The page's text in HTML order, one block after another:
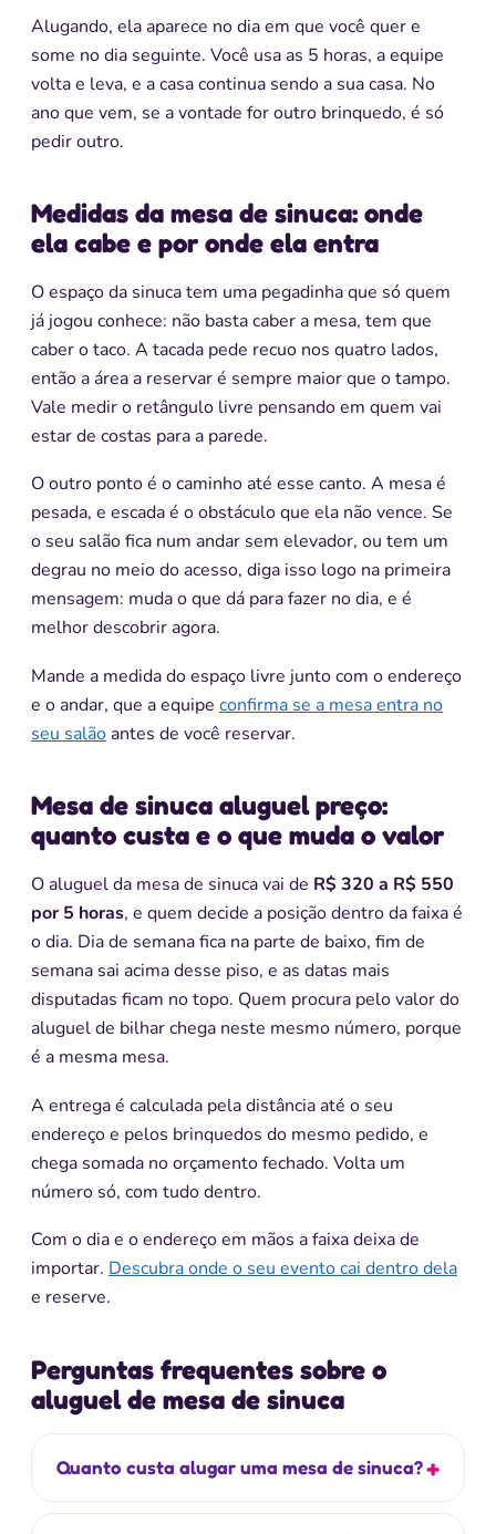
Alugando, ela aparece no dia em que você quer e
some no dia seguinte. Você usa as 5 horas, a equipe
volta e leva, e a casa continua sendo a sua casa. No
ano que vem, se a vontade for outro brinquedo, é só
pedir outro.
Medidas da mesa de sinuca: onde
ela cabe e por onde ela entra
O espaço da sinuca tem uma pegadinha que só quem
já jogou conhece: não basta caber a mesa, tem que
caber o taco. A tacada pede recuo nos quatro lados,
então a área a reservar é sempre maior que o tampo.
Vale medir o retângulo livre pensando em quem vai
estar de costas para a parede.
O outro ponto é o caminho até esse canto. A mesa é
pesada, e escada é o obstáculo que ela não vence. Se
o seu salão fica num andar sem elevador, ou tem um
degrau no meio do acesso, diga isso logo na primeira
mensagem: muda o que dá para fazer no dia, e é
melhor descobrir agora.
Mande a medida do espaço livre junto com o endereço
e o andar, que a equipe confirma se a mesa entra no
seu salão antes de você reservar.
Mesa de sinuca aluguel preço:
quanto custa e o que muda o valor
O aluguel da mesa de sinuca vai de R$ 320 a R$ 550
por 5 horas, e quem decide a posição dentro da faixa é
o dia. Dia de semana fica na parte de baixo, fim de
semana sai acima desse piso, e as datas mais
disputadas ficam no topo. Quem procura pelo valor do
aluguel de bilhar chega neste mesmo número, porque
é a mesma mesa.
A entrega é calculada pela distância até o seu
endereço e pelos brinquedos do mesmo pedido, e
chega somada no orçamento fechado. Volta um
número só, com tudo dentro.
Com o dia e o endereço em mãos a faixa deixa de
importar. Descubra onde o seu evento cai dentro dela
e reserve.
Perguntas frequentes sobre o
aluguel de mesa de sinuca
Quanto custa alugar uma mesa de sinuca?